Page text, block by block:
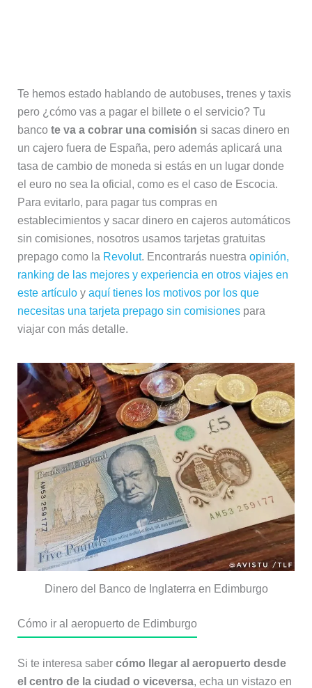
Te hemos estado hablando de autobuses, trenes y taxis
pero ¿cómo vas a pagar el billete o el servicio? Tu
banco te va a cobrar una comisión si sacas dinero en
un cajero fuera de España, pero además aplicará una
tasa de cambio de moneda si estás en un lugar donde
el euro no sea la oficial, como es el caso de Escocia.
Para evitarlo, para pagar tus compras en
establecimientos y sacar dinero en cajeros automáticos
sin comisiones, nosotros usamos tarjetas gratuitas
prepago como la Revolut. Encontrarás nuestra opinión,
ranking de las mejores y experiencia en otros viajes en
este artículoy aquí tienes los motivos por los que
necesitas una tarjeta prepago sin comisionespara
viajar con más detalle.
Dinero del Banco de Inglaterra en Edimburgo
Cómo ir al aeropuerto de Edimburgo
Si te interesa saber cómo llegar al aeropuerto desde
el centro de la ciudad o viceversa, echa un vistazo en